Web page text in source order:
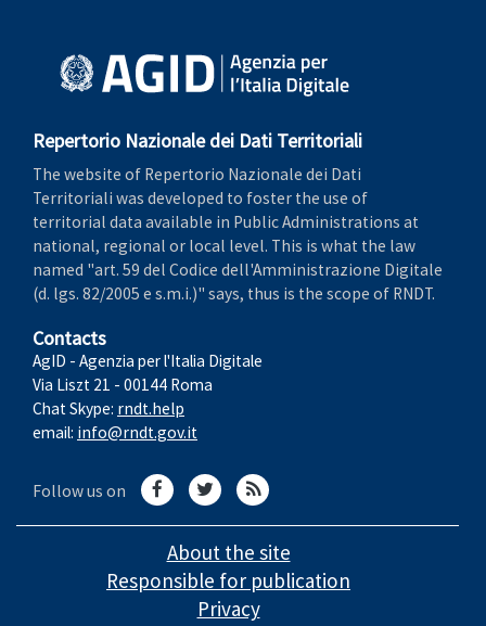
Repertorio Nazionale dei Dati Territoriali
The website of Repertorio Nazionale dei Dati
Territoriali was developed to foster the use of
territorial data available in Public Administrations at
national, regional or local level. This is what the law
named "art. 59 del Codice dell'Amministrazione Digitale
(d. lgs. 82/2005 e s.m.i.)" says, thus is the scope of RNDT.
Contacts
AgID - Agenzia per l'Italia Digitale
Via Liszt 21 - 00144 Roma
Chat Skype: rndt.help
email: info@rndt.gov.it
Follow us on
About the site
Responsible for publication
Privacy